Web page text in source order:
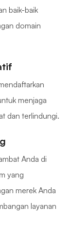
baik-baik
domain
menjaga
dan terlindungi.
Anda di
yang
merek Anda
layanan